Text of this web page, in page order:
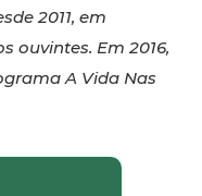
2011, em
ouvintes. Em 2016,
A Vida Nas